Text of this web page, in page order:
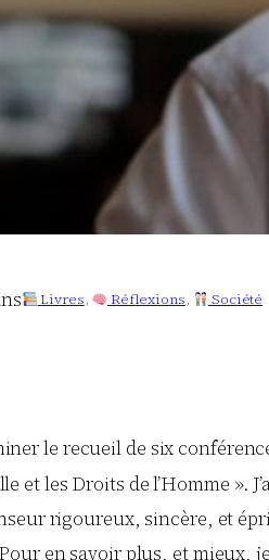
Livres, Réflexions, Société
le recueil de six
et les Droits de l’Homme ».
rigoureux, sincère, et
en savoir plus, et mieux,